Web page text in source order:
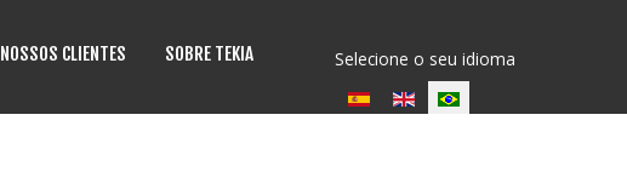
Selecione o seu idioma
NOSSOS CLIENTES SOBRE TEKIA